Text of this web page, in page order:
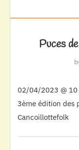
Puces
02/04/2023 @
3ème édition des
Cancoillottefolk